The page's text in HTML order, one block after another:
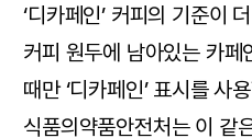
‘디카페인’ 커피의 기준이
커피 원두에 남아있는 카페
때만 ‘디카페인’ 표시를 사
식품의약품안전처는 이 같